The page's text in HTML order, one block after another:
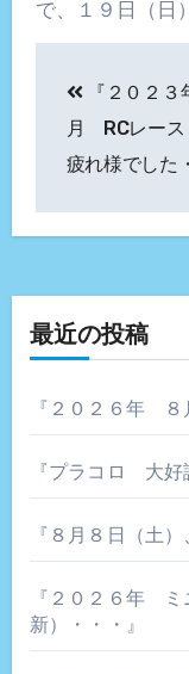
で、１９日（日
稿
ナ
ビ
シ
ョ
ン
『２０２
月 RCレー
疲れ様でした
最近の投稿
『２０２６年
『プラコロ 大好
『８月８日（土
『２０２６年
新）・・・』